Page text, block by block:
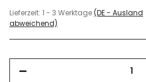
Lieferzeit: 1 - 3 Werktage(DE - Ausland
abweichend)